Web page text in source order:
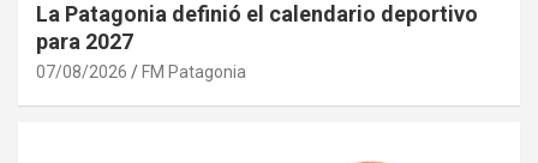
La Patagonia definió el calendario deportivo
para 2027
07/08/2026 FM Patagonia